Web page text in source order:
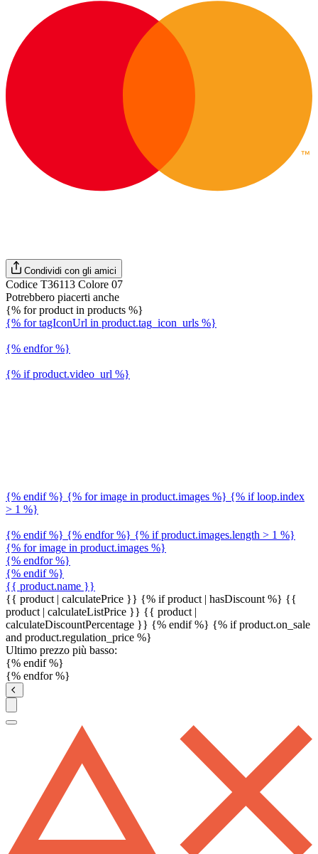
Condividi con gli amici
Codice T36113 Colore 07
Potrebbero piacerti anche
{% for product in products %}
{% for tagIconUrl in product.tag_icon_urls %}
{% endfor %}
{% if product.video_url %}
{% endif %} {% for image in product.images %} {% if loop.index
> 1 %}
{% endif %} {% endfor %} {% if product.images.length > 1 %}
{% for image in product.images %}
{% endfor %}
{% endif %}
{{ product.name }}
{{ product | calculatePrice }} {% if product | hasDiscount %} {{
product | calculateListPrice }} {{ product |
calculateDiscountPercentage }} {% endif %} {% if product.on_sale
and product.regulation_price %}
Ultimo prezzo più basso:
{% endif %}
{% endfor %}